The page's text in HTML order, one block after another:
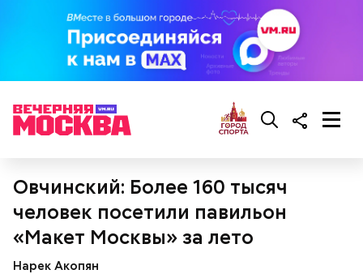
Овчинский: Более 160 тысяч
человек посетили павильон
«Макет Москвы» за лето
Нарек Акопян
Карту москвича могут получить следующие
категории граждан:
Обеспечение комфорта и
безопасности